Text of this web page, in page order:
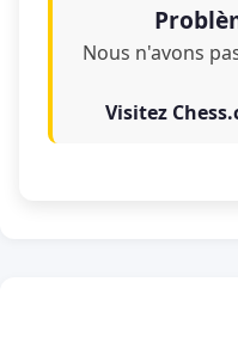
Nous n'avons
Visitez